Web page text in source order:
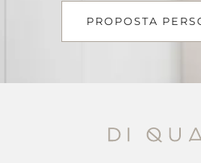
PROPOSTA